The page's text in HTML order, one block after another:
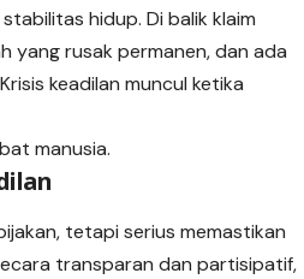
hidup. Di balik klaim
yang rusak permanen, dan ada
keadilan muncul ketika
manusia.
tetapi serius memastikan
transparan dan partisipatif,